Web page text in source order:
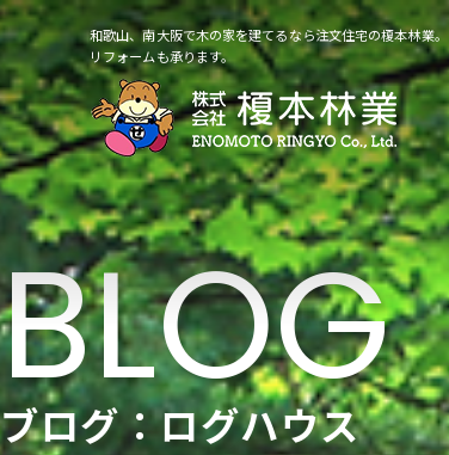
和歌山、南大阪で木の家を建てるなら注文住宅の榎本林業。
リフォームも承ります。
ブログ：ログハウス